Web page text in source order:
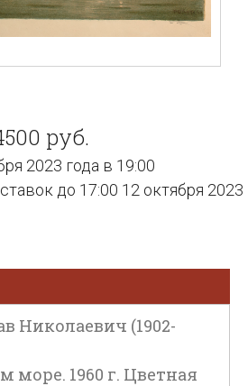
руб.
2023 года в 19:00
до 17:00 12 октября 2023
Николаевич (1902-
море. 1960 г. Цветная